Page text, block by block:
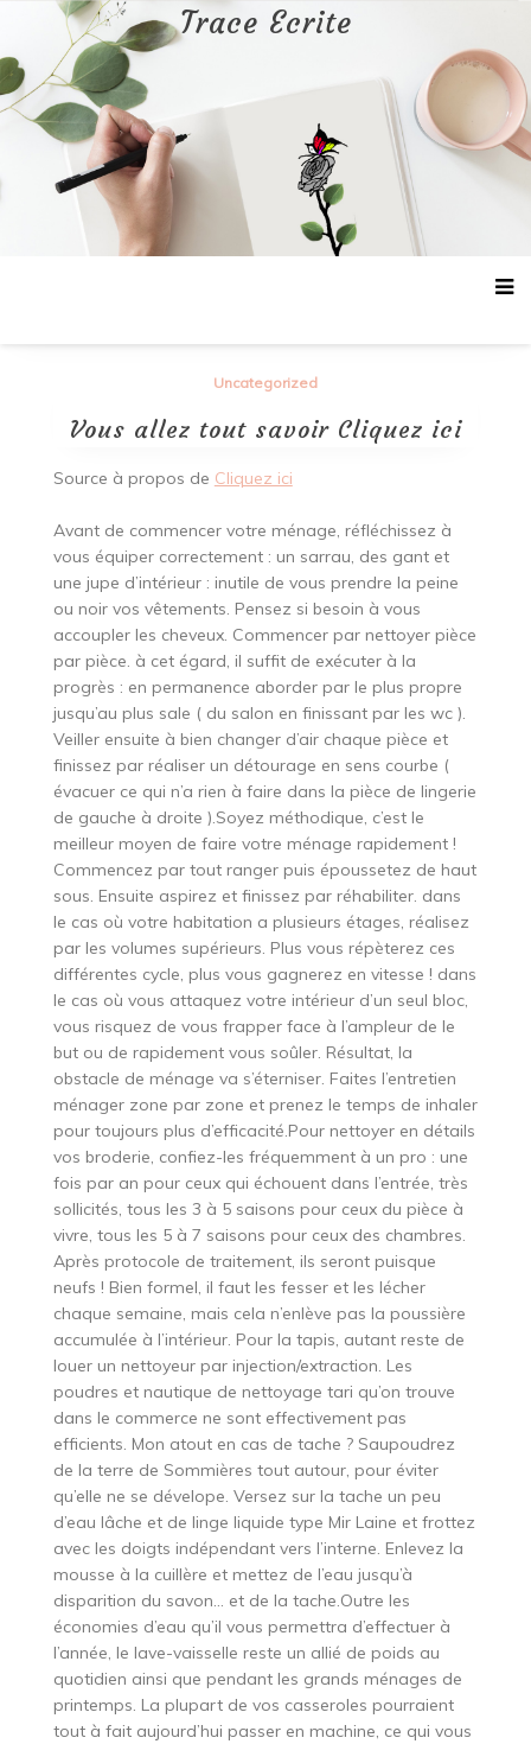
contenu
Trace Ecrite
Uncategorized
Vous allez tout savoir Cliquez ici
Source à propos de Cliquez ici
Avant de commencer votre ménage, réfléchissez à
vous équiper correctement : un sarrau, des gant et
une jupe d’intérieur : inutile de vous prendre la peine
ou noir vos vêtements. Pensez si besoin à vous
accoupler les cheveux. Commencer par nettoyer pièce
par pièce. à cet égard, il suffit de exécuter à la
progrès : en permanence aborder par le plus propre
jusqu’au plus sale ( du salon en finissant par les wc ).
Veiller ensuite à bien changer d’air chaque pièce et
finissez par réaliser un détourage en sens courbe (
évacuer ce qui n’a rien à faire dans la pièce de lingerie
de gauche à droite ).Soyez méthodique, c’est le
meilleur moyen de faire votre ménage rapidement !
Commencez par tout ranger puis époussetez de haut
sous. Ensuite aspirez et finissez par réhabiliter. dans
le cas où votre habitation a plusieurs étages, réalisez
par les volumes supérieurs. Plus vous répèterez ces
différentes cycle, plus vous gagnerez en vitesse ! dans
le cas où vous attaquez votre intérieur d’un seul bloc,
vous risquez de vous frapper face à l’ampleur de le
but ou de rapidement vous soûler. Résultat, la
obstacle de ménage va s’éterniser. Faites l’entretien
ménager zone par zone et prenez le temps de inhaler
pour toujours plus d’efficacité.Pour nettoyer en détails
vos broderie, confiez-les fréquemment à un pro : une
fois par an pour ceux qui échouent dans l’entrée, très
sollicités, tous les 3 à 5 saisons pour ceux du pièce à
vivre, tous les 5 à 7 saisons pour ceux des chambres.
Après protocole de traitement, ils seront puisque
neufs ! Bien formel, il faut les fesser et les lécher
chaque semaine, mais cela n’enlève pas la poussière
accumulée à l’intérieur. Pour la tapis, autant reste de
louer un nettoyeur par injection/extraction. Les
poudres et nautique de nettoyage tari qu’on trouve
dans le commerce ne sont effectivement pas
efficients. Mon atout en cas de tache ? Saupoudrez
de la terre de Sommières tout autour, pour éviter
qu’elle ne se dévelope. Versez sur la tache un peu
d’eau lâche et de linge liquide type Mir Laine et frottez
avec les doigts indépendant vers l’interne. Enlevez la
mousse à la cuillère et mettez de l’eau jusqu’à
disparition du savon… et de la tache.Outre les
économies d’eau qu’il vous permettra d’effectuer à
l’année, le lave-vaisselle reste un allié de poids au
quotidien ainsi que pendant les grands ménages de
printemps. La plupart de vos casseroles pourraient
tout à fait aujourd’hui passer en machine, ce qui vous